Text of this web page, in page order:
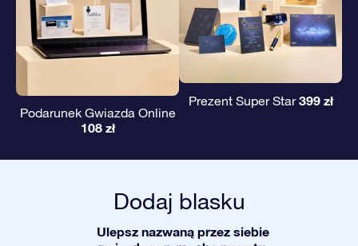
Podarunek Gwiazda Online
108 zł
Prezent Super Star399 zł
Dodaj blasku
Ulepsz nazwaną przez siebie